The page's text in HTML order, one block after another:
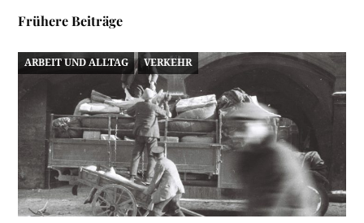
Frühere Beiträge
ARBEIT UND ALLTAG VERKEHR